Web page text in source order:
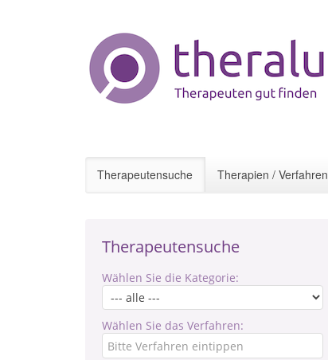
Therapeutensuche Therapien / Verfahren
Therapeutensuche
Wählen Sie die Kategorie:
Wählen Sie das Verfahren: